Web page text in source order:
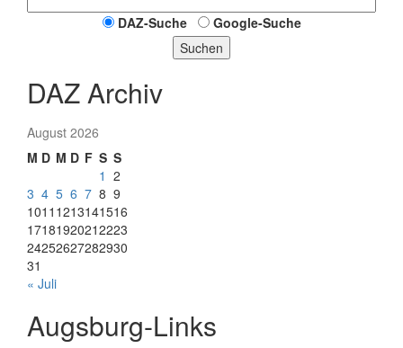
DAZ-Suche
Google-Suche
Suchen
DAZ Archiv
August 2026
M D M D F S S
1 2
3 4 5 6 7 8 9
1011 1213141516
17181920212223
24252627282930
31
« Juli
Augsburg-Links